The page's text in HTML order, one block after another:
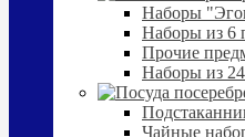
Наборы
Наборы из 6
Прочие
Наборы из
Чайные